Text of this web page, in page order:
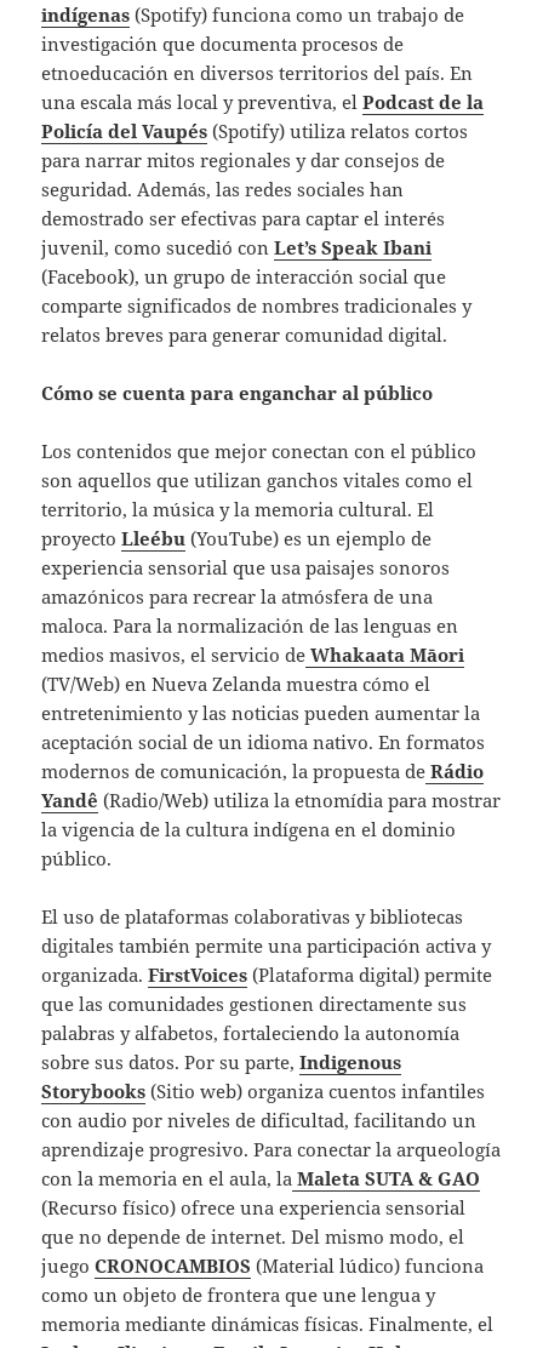
indígenas (Spotify) funciona como un trabajo de
investigación que documenta procesos de
etnoeducación en diversos territorios del país. En
una escala más local y preventiva, elPodcast de la
Policía del Vaupés (Spotify) utiliza relatos cortos
para narrar mitos regionales y dar consejos de
seguridad. Además, las redes sociales han
demostrado ser efectivas para captar el interés
juvenil, como sucedió conLet’s Speak Ibani
(Facebook), un grupo de interacción social que
comparte significados de nombres tradicionales y
relatos breves para generar comunidad digital.
Cómo se cuenta para enganchar al público
Los contenidos que mejor conectan con el público
son aquellos que utilizan ganchos vitales como el
territorio, la música y la memoria cultural. El
proyectoLleébu (YouTube) es un ejemplo de
experiencia sensorial que usa paisajes sonoros
amazónicos para recrear la atmósfera de una
maloca. Para la normalización de las lenguas en
medios masivos, el servicio de Whakaata Māori
(TV/Web) en Nueva Zelanda muestra cómo el
entretenimiento y las noticias pueden aumentar la
aceptación social de un idioma nativo. En formatos
modernos de comunicación, la propuesta de Rádio
Yandê (Radio/Web) utiliza la etnomídia para mostrar
la vigencia de la cultura indígena en el dominio
público.
El uso de plataformas colaborativas y bibliotecas
digitales también permite una participación activa y
organizada.FirstVoices (Plataforma digital) permite
que las comunidades gestionen directamente sus
palabras y alfabetos, fortaleciendo la autonomía
sobre sus datos. Por su parte,Indigenous
Storybooks (Sitio web) organiza cuentos infantiles
con audio por niveles de dificultad, facilitando un
aprendizaje progresivo. Para conectar la arqueología
con la memoria en el aula, la Maleta SUTA & GAO
(Recurso físico) ofrece una experiencia sensorial
que no depende de internet. Del mismo modo, el
juegoCRONOCAMBIOS (Material lúdico) funciona
como un objeto de frontera que une lengua y
memoria mediante dinámicas físicas. Finalmente, el